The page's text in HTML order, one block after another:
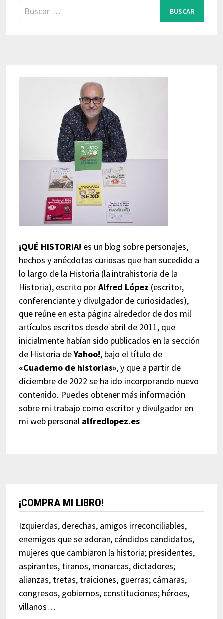
Buscar:
¡QUÉ HISTORIA! es un blog sobre personajes,
hechos y anécdotas curiosas que han sucedido a
lo largo de la Historia (la intrahistoria de la
Historia), escrito porAlfred López (escritor,
conferenciante y divulgador de curiosidades),
que reúne en esta página alrededor de dos mil
artículos escritos desde abril de 2011, que
inicialmente habían sido publicados en la sección
de Historia deYahoo!, bajo el título de
«Cuaderno de historias», y que a partir de
diciembre de 2022 se ha ido incorporando nuevo
contenido. Puedes obtener más información
sobre mi trabajo como escritor y divulgador en
mi web personal alfredlopez.es
¡COMPRA MI LIBRO!
Izquierdas, derechas, amigos irreconciliables,
enemigos que se adoran, cándidos candidatos,
mujeres que cambiaron la historia; presidentes,
aspirantes, tiranos, monarcas, dictadores;
alianzas, tretas, traiciones, guerras; cámaras,
congresos, gobiernos, constituciones; héroes,
villanos…